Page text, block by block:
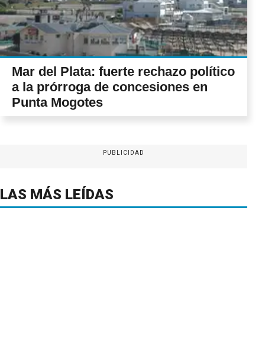
Mar del Plata: fuerte rechazo político
a la prórroga de concesiones en
Punta Mogotes
PUBLICIDAD
LAS MÁS LEÍDAS